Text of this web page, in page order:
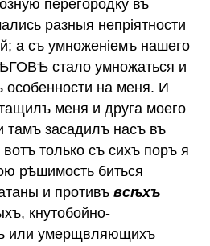
перегородку въ
разныя непрiятности
а съ умноженiемъ нашего
стало умножаться и
особенности на меня. И
меня и друга моего
тамъ засадилъ насъ въ
только съ сихъ поръ я
рѣшимость биться
и противъ всѣхъ
кнутобойно-
или умерщвляющихъ